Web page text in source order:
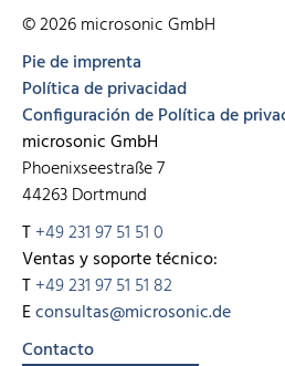
© 2026 microsonic GmbH
Pie de imprenta
Política de privacidad
Configuración de Política de
microsonic GmbH
Phoenixseestraße 7
44263 Dortmund
T+49 231 97 51 51 0
Ventas y soporte técnico:
T+49 231 97 51 51 82
Econsultas@microsonic.de
Contacto